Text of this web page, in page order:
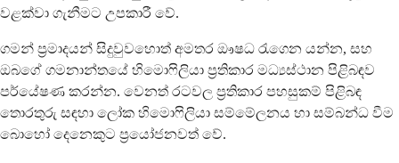
වළක්වා ගැනීමට උපකාරී වේ.
ගමන් ප්‍රමාදයන් සිදුවුවහොත් අමතර ඖෂධ රැගෙන යන්න, සහ
ඔබගේ ගමනාන්තයේ හිමොෆිලියා ප්‍රතිකාර මධ්‍යස්ථාන පිළිබඳව
පර්යේෂණ කරන්න. වෙනත් රටවල ප්‍රතිකාර පහසුකම් පිළිබඳ
තොරතුරු සඳහා ලෝක හිමොෆිලියා සම්මේලනය හා සම්බන්ධ වීම
බොහෝ දෙනෙකුට ප්‍රයෝජනවත් වේ.